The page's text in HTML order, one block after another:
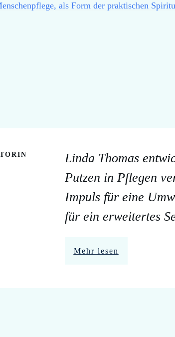
als Form der praktischen
Linda Thomas
Putzen in Pflegen
Impuls für eine
für ein erweitertes
Mehr lesen